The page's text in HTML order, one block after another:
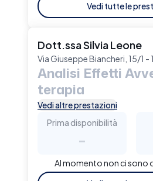
Vedi tutte le
Dott.ssa Silvia Leone
Via Giuseppe Biancheri, 15/1 -
Analisi Effetti
terapia
Vedi altre prestazioni
Prima disponibilità
-
Al momento non ci sono